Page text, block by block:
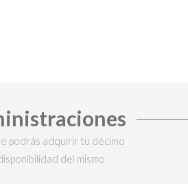
podrás adquirir tu décimo
del mismo